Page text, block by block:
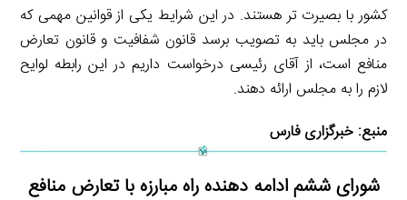
کشور با بصیرت تر هستند. در این شرایط یکی از قوانین مهمی که
در مجلس باید به تصویب برسد قانون شفافیت و قانون تعارض
منافع است، از آقای رئیسی درخواست داریم در این رابطه لوایح
لازم را به مجلس ارائه دهند.
منبع:خبرگزاری فارس
شورای ششم ادامه دهنده راه مبارزه با تعارض منافع